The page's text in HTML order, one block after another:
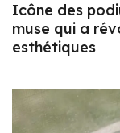
Icône des
muse qui a
esthétiques